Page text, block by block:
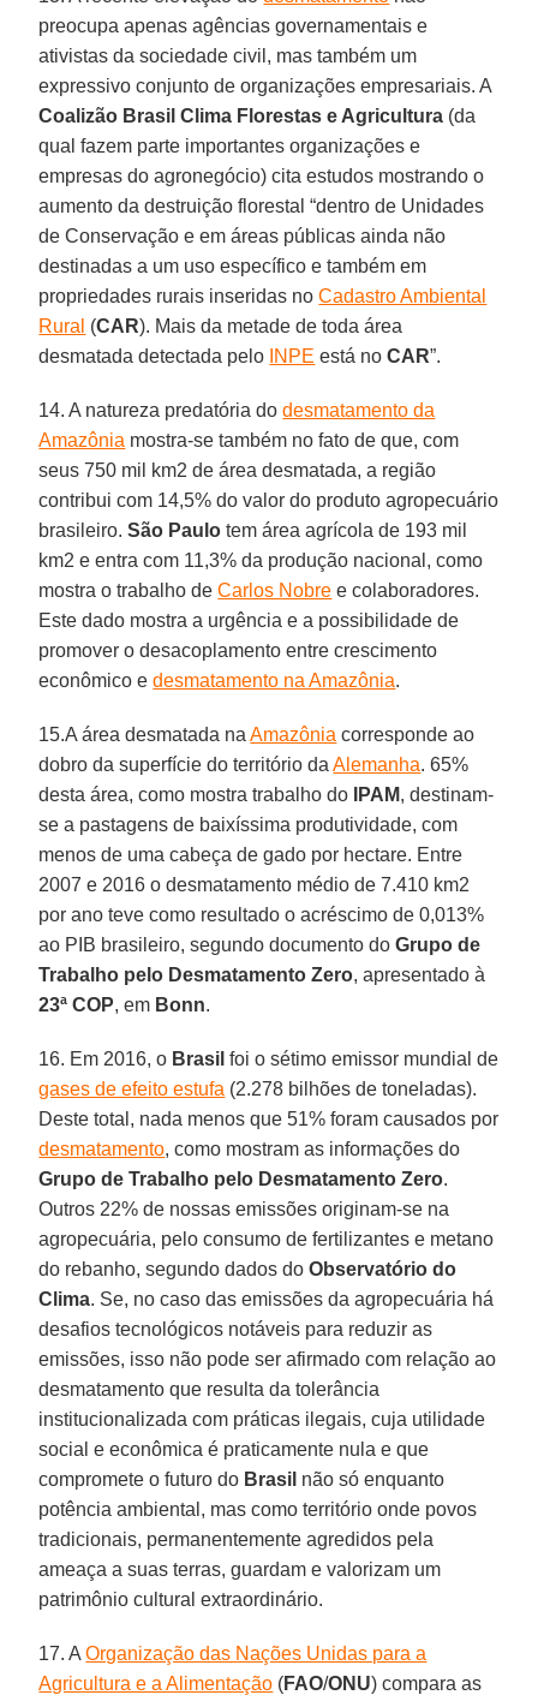
preocupa apenas agências governamentais e
ativistas da sociedade civil, mas também um
expressivo conjunto de organizações empresariais. A
Coalizão Brasil Clima Florestas e Agricultura (da
qual fazem parte importantes organizações e
empresas do agronegócio) cita estudos mostrando o
aumento da destruição florestal “dentro de Unidades
de Conservação e em áreas públicas ainda não
destinadas a um uso específico e também em
propriedades rurais inseridas noCadastro Ambiental
Rural (CAR). Mais da metade de toda área
desmatada detectada pelo INPE está noCAR”.
14. A natureza predatória do desmatamento da
Amazônia mostra-se também no fato de que, com
seus 750 mil km2 de área desmatada, a região
contribui com 14,5% do valor do produto agropecuário
brasileiro.São Paulo tem área agrícola de 193 mil
km2 e entra com 11,3% da produção nacional, como
mostra o trabalho deCarlos Nobre e colaboradores.
Este dado mostra a urgência e a possibilidade de
promover o desacoplamento entre crescimento
econômico edesmatamento na Amazônia.
15.A área desmatada naAmazônia corresponde ao
dobro da superfície do território daAlemanha. 65%
desta área, como mostra trabalho do
IPAM, destinam-
se a pastagens de baixíssima produtividade, com
menos de uma cabeça de gado por hectare. Entre
2007 e 2016 o desmatamento médio de 7.410 km2
por ano teve como resultado o acréscimo de 0,013%
ao PIB brasileiro, segundo documento doGrupo de
Trabalho pelo Desmatamento Zero, apresentado à
23ª COP, em Bonn.
16. Em 2016, o Brasil foi o sétimo emissor mundial de
gases de efeito estufa (2.278 bilhões de toneladas).
Deste total, nada menos que 51% foram causados por
desmatamento, como mostram as informações do
Grupo de Trabalho pelo Desmatamento Zero.
Outros 22% de nossas emissões originam-se na
agropecuária, pelo consumo de fertilizantes e metano
do rebanho, segundo dados doObservatório do
Clima. Se, no caso das emissões da agropecuária há
desafios tecnológicos notáveis para reduzir as
emissões, isso não pode ser afirmado com relação ao
desmatamento que resulta da tolerância
institucionalizada com práticas ilegais, cuja utilidade
social e econômica é praticamente nula e que
compromete o futuro do Brasil não só enquanto
potência ambiental, mas como território onde povos
tradicionais, permanentemente agredidos pela
ameaça a suas terras, guardam e valorizam um
patrimônio cultural extraordinário.
17. AOrganização das Nações Unidas para a
Agricultura e a Alimentação (FAO/ONU) compara as